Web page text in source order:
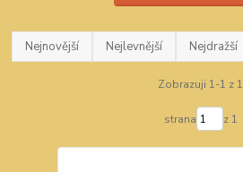
Nejnovější Nejlevnější Nejdražší
Zobrazuji 1-1 z 1
strana z 1